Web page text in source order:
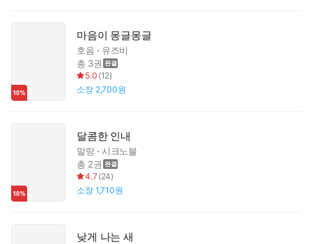
마음이 몽글몽글
호음
유즈비
총 3권
5.0 (12)
소장 2,700원
달콤한 인내
말랑
시크노블
총 2권
4.7 (24)
소장 1,710원
낮게 나는 새